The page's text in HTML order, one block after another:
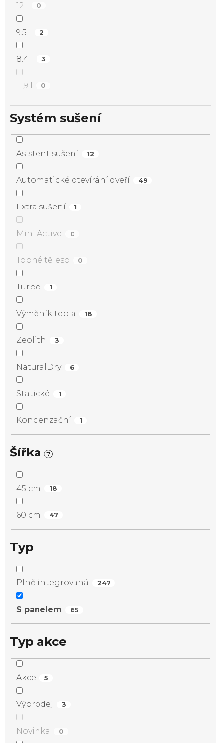
12 l 0
9.5 l 2
8.4 l 3
11,9 l 0
Systém sušení
Asistent sušení 12
Automatické otevírání dveří 49
Extra sušení 1
Mini Active 0
Topné těleso 0
Turbo 1
Výměník tepla 18
Zeolith 3
NaturalDry 6
Statické 1
Kondenzační 1
Šířka ?
45 cm 18
60 cm 47
Typ
Plně integrovaná 247
S panelem 65
Typ akce
Akce 5
Výprodej 3
Novinka 0